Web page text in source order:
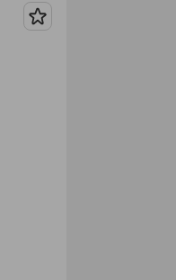
Guardar